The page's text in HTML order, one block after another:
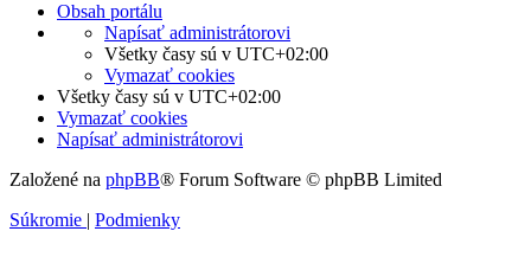
Obsah portálu
Napísať administrátorovi
Všetky časy sú v UTC+02:00
Vymazať cookies
Všetky časy sú v UTC+02:00
Vymazať cookies
Napísať administrátorovi
Založené na phpBB® Forum Software © phpBB Limited
Súkromie | Podmienky